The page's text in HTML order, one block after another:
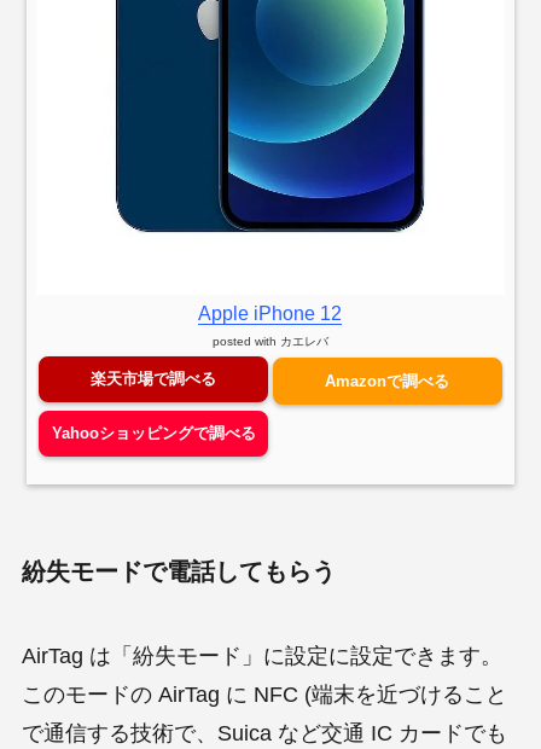
Apple iPhone 12
posted with カエレバ
楽天市場で調べる Amazonで調べる
Yahooショッピングで調べる
紛失モードで電話してもらう
AirTag は「紛失モード」に設定に設定できます。
このモードの AirTag に NFC (端末を近づけること
で通信する技術で、Suica など交通 IC カードでも